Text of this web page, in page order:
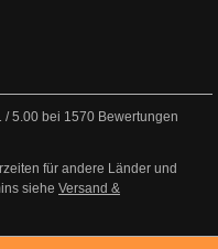
/5.00 bei 1570 Bewertungen
für andere Länder und
siehe Versand &